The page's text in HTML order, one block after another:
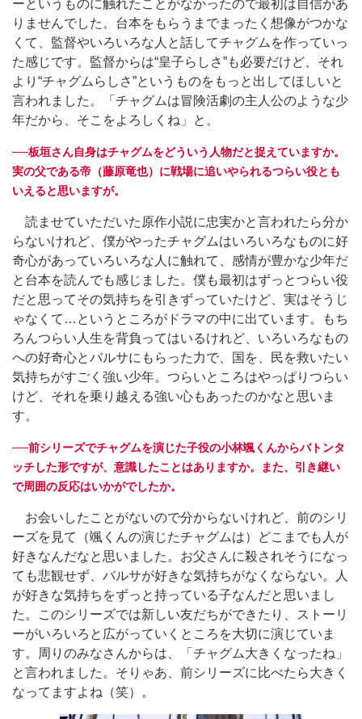
ーというものに触れたことがなかったので最初は自信があ
りませんでした。台本をもらうまでまったく想像がつかな
くて、監督やいろいろな人と話してチャグムを作っていっ
た感じです。監督からは“皇子らしさ”も必要だけど、それ
より“チャグムらしさ”というものをもっと出してほしいと
言われました。「チャグムは冒険活劇の主人公のような少
年だから、そこをよろしくね」と。
──板垣さん自身はチャグムをどういう人物だと捉えていますか。
実の父である帝（藤原竜也）に戦場に追いやられるつらい役とも
いえると思いますが。
読ませていただいた原作小説に忠実かと言われたら分か
らないけれど、僕がやったチャグムはいろいろなものに好
奇心があっていろいろな人に触れて、感情が豊かな少年だ
と台本を読んでも感じました。僕も最初はずっとつらい役
だと思ってその気持ちを引きずっていたけど、実はそうじ
ゃなくて…というところがドラマの中に出ています。もち
ろんつらい人生を背負ってはいるけれど、いろいろなもの
への好奇心とバルサにもらった力で、国を、民を救いたい
気持ちがすごく強い少年。つらいところはやっぱりつらい
けど、それを乗り越える強い心もあったのかなと思いま
す。
──前シリーズでチャグムを演じた子役の小林颯くんからバトンタ
ッチした形ですが、意識したことはありますか。また、引き継い
で周囲の反応はいかがでしたか。
お会いしたことがないので分からないけれど、前のシリ
ーズを見て（颯くんの演じたチャグムは）どこまでも人が
好きなんだなと思いました。お父さんに殺されそうになっ
ても悲観せず、バルサが好きな気持ちがなくならない。人
が好きな気持ちをずっと持っている子なんだと思いまし
た。このシリーズでは新しい友だちができたり、ストーリ
ーがいろいろと広がっていくところを大切に演じていま
す。周りのみなさんからは、「チャグム大きくなったね」
と言われました。そりゃあ、前シリーズに比べたら大きく
なってますよね（笑）。